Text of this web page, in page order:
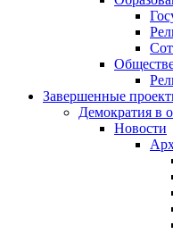
Завершенные
Демократия в
Новости